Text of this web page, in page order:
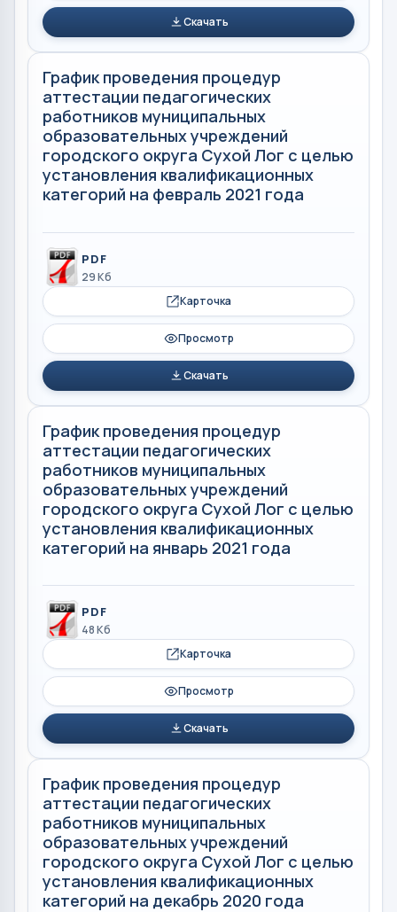
Скачать
График проведения процедур
аттестации педагогических
работников муниципальных
образовательных учреждений
городского округа Сухой Лог с целью
установления квалификационных
категорий на февраль 2021 года
PDF
29 Кб
Карточка
Просмотр
Скачать
График проведения процедур
аттестации педагогических
работников муниципальных
образовательных учреждений
городского округа Сухой Лог с целью
установления квалификационных
категорий на январь 2021 года
PDF
48 Кб
Карточка
Просмотр
Скачать
График проведения процедур
аттестации педагогических
работников муниципальных
образовательных учреждений
городского округа Сухой Лог с целью
установления квалификационных
категорий на декабрь 2020 года